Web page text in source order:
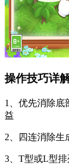
操作技巧详
1、优先消除底
益
2、四连消除生
3、T型或L型